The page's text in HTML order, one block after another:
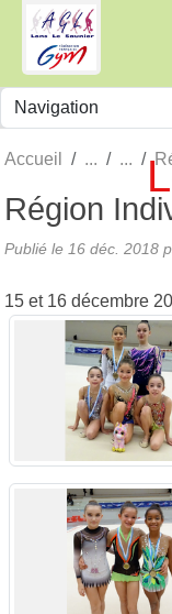
Accueil
Région
Publié le 16 déc. 2018
15 et 16 décembre
Panneau de gestion